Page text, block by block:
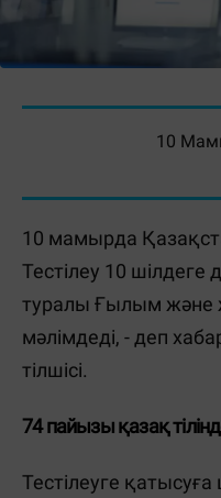
10
10 мамырда
Тестілеу 10 шілдеге
туралы Ғылым және
мәлімдеді, - деп
тілшісі.
74 пайызы қазақ
Тестілеуге